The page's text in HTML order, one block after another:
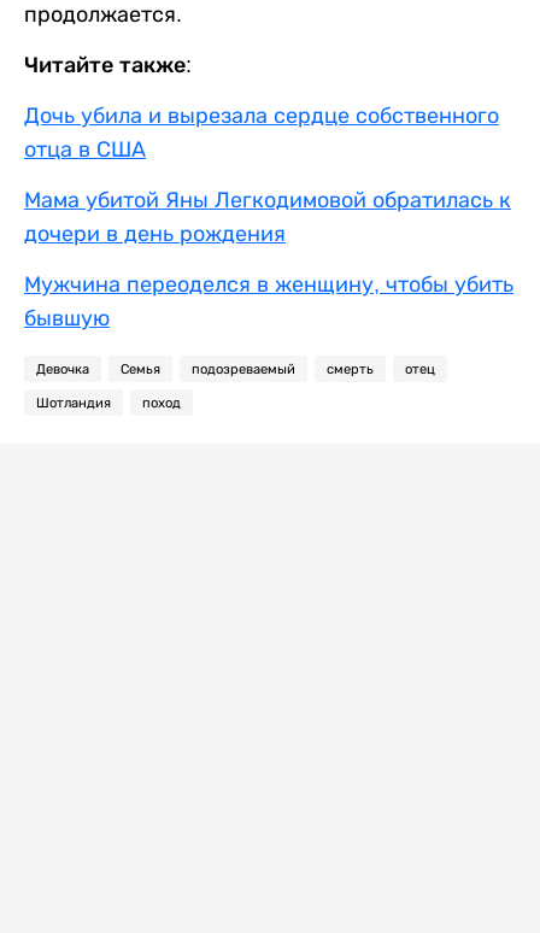
продолжается.
Читайте также:
Дочь убила и вырезала сердце собственного
отца в США
Мама убитой Яны Легкодимовой обратилась к
дочери в день рождения
Мужчина переоделся в женщину, чтобы убить
бывшую
Девочка Семья подозреваемый смерть отец
Шотландия поход